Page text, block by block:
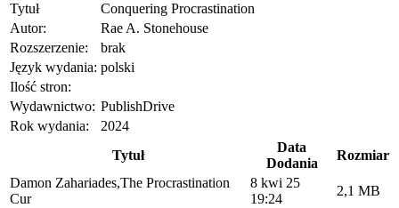
Tytuł
Conquering Procrastination
Autor:
Rae A. Stonehouse
Rozszerzenie:
brak
Język wydania: polski
Ilość stron:
Wydawnictwo: PublishDrive
Rok wydania:
2024
Tytuł
Data
Dodania
Rozmiar
Damon Zahariades,The Procrastination
Cur
8 kwi 25
19:24
2,1 MB